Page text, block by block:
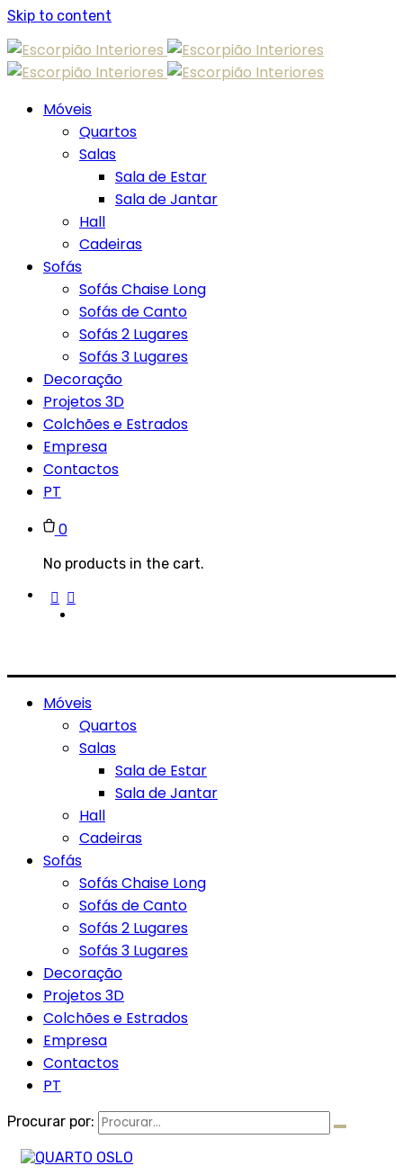
Skip to content
Móveis
Quartos
Salas
Sala de Estar
Sala de Jantar
Hall
Cadeiras
Sofás
Sofás Chaise Long
Sofás de Canto
Sofás 2 Lugares
Sofás 3 Lugares
Decoração
Projetos 3D
Colchões e Estrados
Empresa
Contactos
PT
0
No products in the cart.
Móveis
Quartos
Salas
Sala de Estar
Sala de Jantar
Hall
Cadeiras
Sofás
Sofás Chaise Long
Sofás de Canto
Sofás 2 Lugares
Sofás 3 Lugares
Decoração
Projetos 3D
Colchões e Estrados
Empresa
Contactos
PT
Procurar por: